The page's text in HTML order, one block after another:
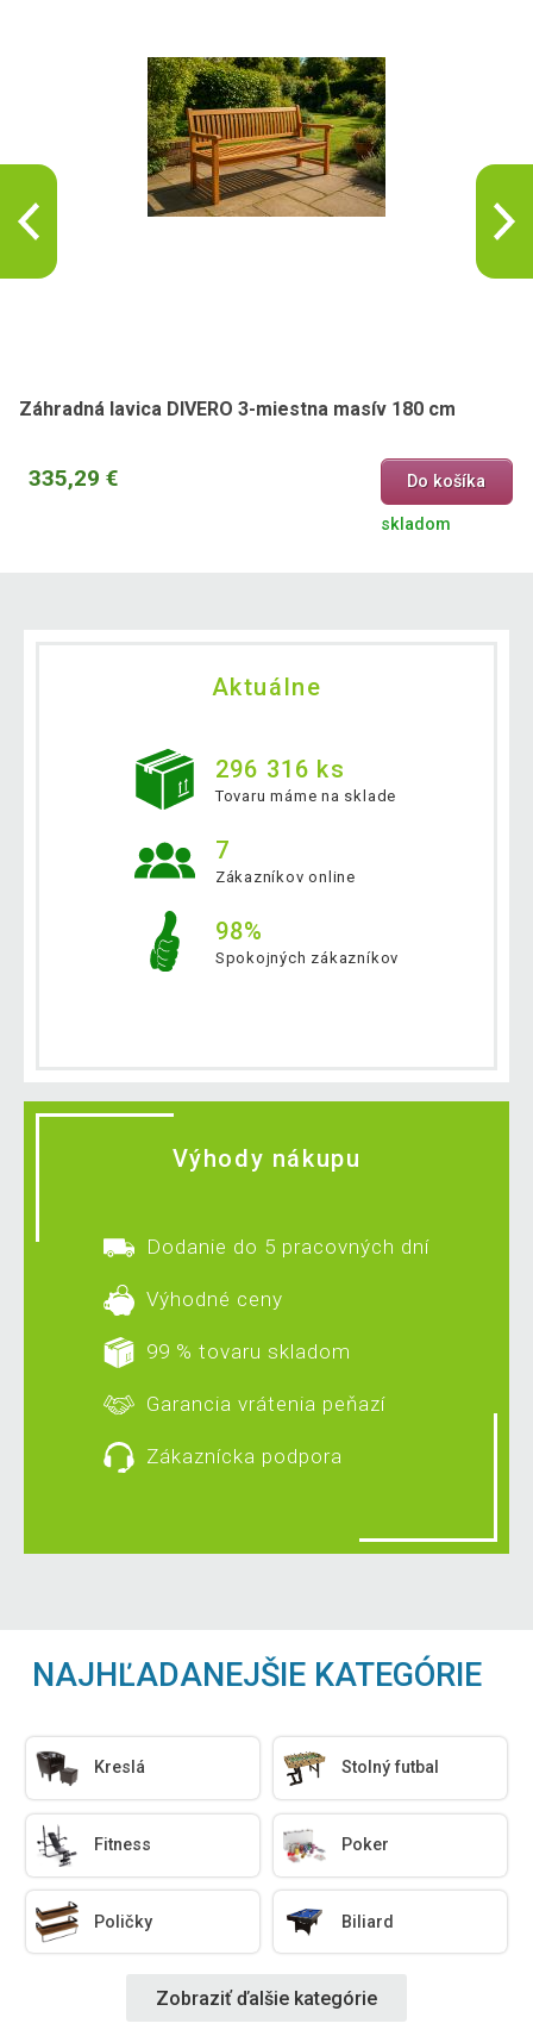
Záhradná lavica DIVERO 3-miestna masív 180 cm
335,29 € Do košíka
skladom
Aktuálne
296 316 ks
Tovaru máme na sklade
7
Zákazníkov online
98%
Spokojných zákazníkov
Výhody nákupu
Dodanie do 5 pracovných dní
Výhodné ceny
99 % tovaru skladom
Garancia vrátenia peňazí
Zákaznícka podpora
NAJHĽADANEJŠIE KATEGÓRIE
Kreslá Stolný futbal
Fitness Poker
Poličky Biliard
Zobraziť ďalšie kategórie